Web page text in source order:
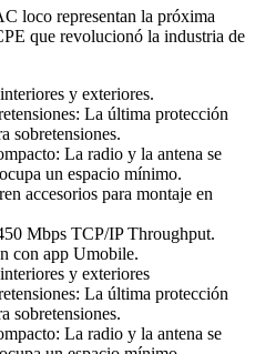
loco representan la próxima
que revolucionó la industria de
y exteriores.
La última protección
sobretensiones.
La radio y la antena se
un espacio mínimo.
accesorios para montaje en
Mbps TCP/IP Throughput.
con app Umobile.
y exteriores
La última protección
sobretensiones.
La radio y la antena se